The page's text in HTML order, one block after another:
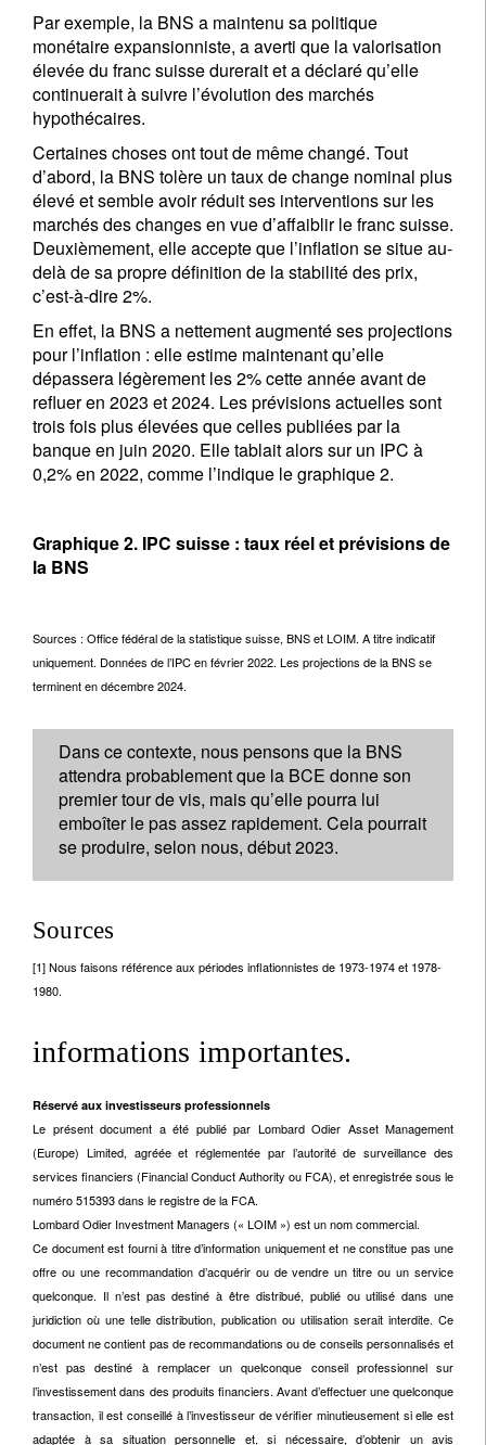
Par exemple, la BNS a maintenu sa politique
monétaire expansionniste, a averti que la valorisation
élevée du franc suisse durerait et a déclaré qu’elle
continuerait à suivre l’évolution des marchés
hypothécaires.
Certaines choses ont tout de même changé. Tout
d’abord, la BNS tolère un taux de change nominal plus
élevé et semble avoir réduit ses interventions sur les
marchés des changes en vue d’affaiblir le franc suisse.
Deuxièmement, elle accepte que l’inflation se situe au-
delà de sa propre définition de la stabilité des prix,
c’est-à-dire 2%.
En effet, la BNS a nettement augmenté ses projections
pour l’inflation : elle estime maintenant qu’elle
dépassera légèrement les 2% cette année avant de
refluer en 2023 et 2024. Les prévisions actuelles sont
trois fois plus élevées que celles publiées par la
banque en juin 2020. Elle tablait alors sur un IPC à
0,2% en 2022, comme l’indique le graphique 2.
Graphique 2. IPC suisse : taux réel et prévisions de
la BNS
Sources : Office fédéral de la statistique suisse, BNS et LOIM. A titre indicatif
uniquement. Données de l’IPC en février 2022. Les projections de la BNS se
terminent en décembre 2024.
Dans ce contexte, nous pensons que la BNS
attendra probablement que la BCE donne son
premier tour de vis, mais qu’elle pourra lui
emboîter le pas assez rapidement. Cela pourrait
se produire, selon nous, début 2023.
Sources
[1] Nous faisons référence aux périodes inflationnistes de 1973-1974 et 1978-
1980.
informations importantes.
Réservé aux investisseurs professionnels
Le présent document a été publié par Lombard Odier Asset Management
(Europe) Limited, agréée et réglementée par l’autorité de surveillance des
services financiers (Financial Conduct Authority ou FCA), et enregistrée sous le
numéro 515393 dans le registre de la FCA.
Lombard Odier Investment Managers (« LOIM ») est un nom commercial.
Ce document est fourni à titre d’information uniquement et ne constitue pas une
offre ou une recommandation d’acquérir ou de vendre un titre ou un service
quelconque. Il n’est pas destiné à être distribué, publié ou utilisé dans une
juridiction où une telle distribution, publication ou utilisation serait interdite. Ce
document ne contient pas de recommandations ou de conseils personnalisés et
n’est pas destiné à remplacer un quelconque conseil professionnel sur
l’investissement dans des produits financiers. Avant d’effectuer une quelconque
transaction, il est conseillé à l’investisseur de vérifier minutieusement si elle est
adaptée à sa situation personnelle et, si nécessaire, d’obtenir un avis